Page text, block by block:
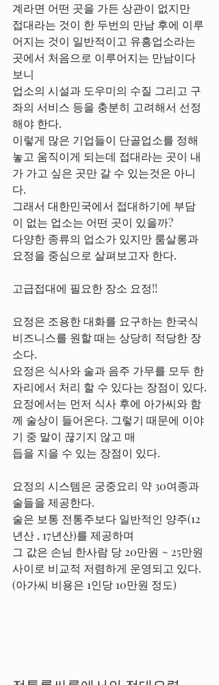
계라면 어떤 곳을 가든 상관이 없지만
접대라는 것이 한 두번의 만남 후에 이루
어지는 것이 일반적이고 유흥업소라는
곳에서 처음으로 이루어지는 만남이다
보니
업소의 시설과 도우미의 수질 그리고 구
좌의 서비스 등을 충분히 고려해서 선정
해야 한다.
이렇게 많은 기업들이 단골업소를 정해
놓고 움직이게 되는데 접대라는 곳이 내
가 가고 싶은 곳만 갈 수 있는것은 아니
다.
그래서 대한민국에서 접대하기에 부담
이 없는 업소는 어떤 곳이 있을까?
다양한 종류의 업소가 있지만 룸살롱과
요정을 중심으로 살펴보고자 한다.
고급접대에 필요한 장소 요정!!
요정은 조용한 대화를 요구하는 한국식
비즈니스를 원할 때는 상당히 적당한 장
소다.
요정은 식사와 술과 음주 가무를 모두 한
자리에서 처리 할 수 있다는 장점이 있다.
요정에서는 먼저 식사 후에 아가씨와 함
께 술상이 들어온다. 그렇기 때문에 이야
기 중 말이 끊기지 않고 매
듭을 지을 수 있는 장점이 있다.
요정의 시스템은 궁중요리 약 30여종과
술들을 제공한다.
술은 보통 전통주보다 일반적인 양주(12
년산 , 17년산)를 제공하며
그 값은 손님 한사람 당 20만원 ~ 25만원
사이로 비교적 저렴하게 운영되고 있다.
(아가씨 비용은 1인당 10만원 정도)